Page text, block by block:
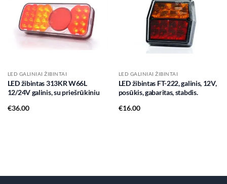
wishlist
LED GALINIAI ŽIBINTAI
LED žibintas 313KR W66L
12/24V galinis, su priešrūkiniu
€36.00
wishlist
LED GALINIAI ŽIBINTAI
LED žibintas FT-222, galinis, 12V,
posūkis, gabaritas, stabdis.
€16.00